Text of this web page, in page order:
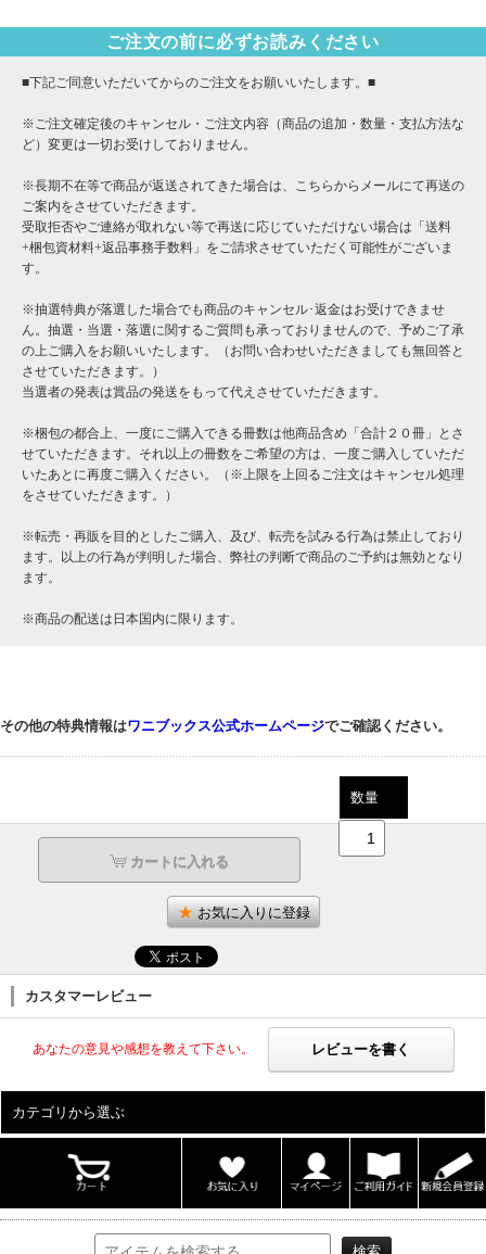
ご注文の前に必ずお読みください
■下記ご同意いただいてからのご注文をお願いいたします。■
※ご注文確定後のキャンセル・ご注文内容（商品の追加・数量・支払方法な
ど）変更は一切お受けしておりません。
※長期不在等で商品が返送されてきた場合は、こちらからメールにて再送の
ご案内をさせていただきます。
受取拒否やご連絡が取れない等で再送に応じていただけない場合は「送料
+梱包資材料+返品事務手数料」をご請求させていただく可能性がございま
す。
※抽選特典が落選した場合でも商品のキャンセル･返金はお受けできませ
ん。抽選・当選・落選に関するご質問も承っておりませんので、予めご了承
の上ご購入をお願いいたします。（お問い合わせいただきましても無回答と
させていただきます。）
当選者の発表は賞品の発送をもって代えさせていただきます。
※梱包の都合上、一度にご購入できる冊数は他商品含め「合計２０冊」とさ
せていただきます。それ以上の冊数をご希望の方は、一度ご購入していただ
いたあとに再度ご購入ください。（※上限を上回るご注文はキャンセル処理
をさせていただきます。）
※転売・再販を目的としたご購入、及び、転売を試みる行為は禁止しており
ます。以上の行為が判明した場合、弊社の判断で商品のご予約は無効となり
ます。
※商品の配送は日本国内に限ります。
その他の特典情報はワニブックス公式ホームページでご確認ください。
数量
カートに入れる
お気に入りに登録
カスタマーレビュー
あなたの意見や感想を教えて下さい。 レビューを書く
カテゴリから選ぶ
女性写真集